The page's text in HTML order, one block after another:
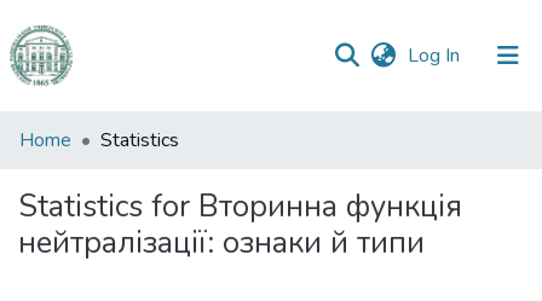
Log In (current)
Communities
Collections
All of DSpace
Home Statistics
Statistics for Вторинна функція
нейтралізації: ознаки й типи